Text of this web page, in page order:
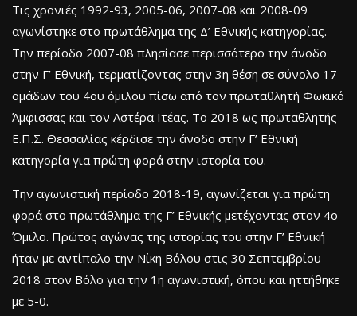
Τις χρονιές 1992-93, 2005-06, 2007-08 και 2008-09
αγωνίστηκε στο πρωτάθλημα της Δ’ Εθνικής κατηγορίας.
Την περίοδο 2007-08 πλησίασε περισσότερο την άνοδο
στην Γ’ Εθνική, τερματίζοντας στην 3η θέση σε σύνολο 17
ομάδων του 4ου όμιλου πίσω από τον πρωταθλητή Φωκικό
Άμφισσας και τον Αστέρα Ιτέας. Το 2018 ως πρωταθλητής
Ε.Π.Σ. Θεσσαλίας κέρδισε την άνοδο στην Γ’ Εθνική
κατηγορία για πρώτη φορά στην ιστορία του.
Την αγωνιστική περίοδο 2018-19, αγωνίζεται για πρώτη
φορά στο πρωτάθλημα της Γ’ Εθνικής μετέχοντας στον 4ο
Όμιλο. Πρώτος αγώνας της ιστορίας του στην Γ’ Εθνική
ήταν με αντίπαλο την Νίκη Βόλου στις 30 Σεπτεμβρίου
2018 στον Βόλο για την 1η αγωνιστική, όπου και ηττήθηκε
με 5-0.